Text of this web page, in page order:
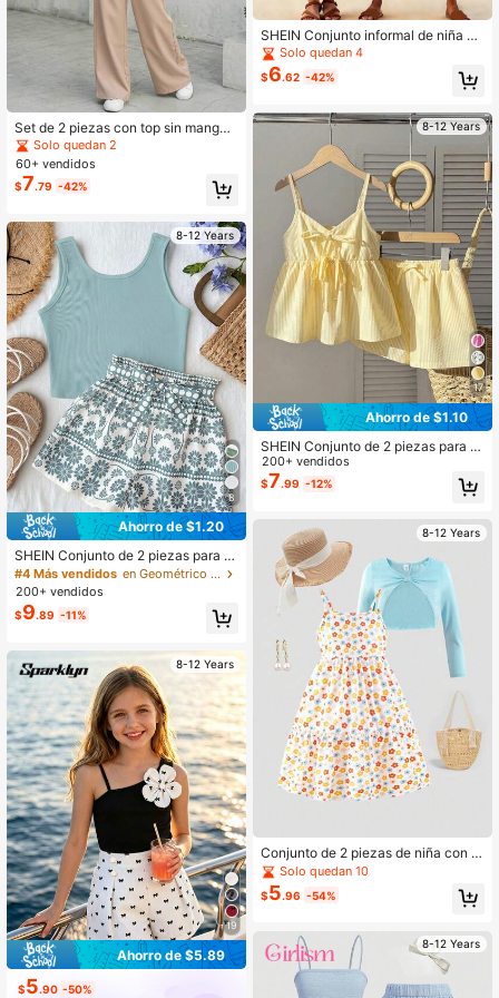
Set de 2 piezas con top sin mangas
color caqui con decoración de lazo
y pantalones de pierna ancha, conj
unto casual para uso diario, evento
s, formal, vuelta al colegio
Solo quedan 2
60+ vendidos
$7.79 -42%
8-12 Years
8
Ahorro de $1.20
SHEIN Conjunto de 2 piezas para ni
ñas preadolescentes con top de tira
ntes estampado y shorts tipo bolsa
de papel
#4 Más vendidos
en Geométrico Conjuntos de camisetas sin mangas pa
200+ vendidos
$9.89 -11%
8-12 Years
19
Ahorro de $5.89
$5.90 -50%
SHEIN Conjunto informal de niña pr
eadolescente con top de tirantes de
unicolor y pantalones de pierna anc
ha con estampado floral
Solo quedan 4
$6.62 -42%
8-12 Years
17
Ahorro de $1.10
SHEIN Conjunto de 2 piezas para ni
ña preadolescente, camisola sin ma
ngas con rayas y decoración de laz
o, pantalones cortos casuales holga
eppy casual de verano para vacaci
ones
200+ vendidos
$7.99 -12%
8-12 Years
Conjunto de 2 piezas de niña con s
udadera con capucha con lazo y ve
stido largo con estampado colorido
de amapolas, estilo vacacional
Solo quedan 10
$5.96 -54%
8-12 Years